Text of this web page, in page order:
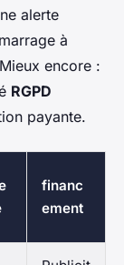
alerte
à
encore :
RGPD
payante.
financ
ement